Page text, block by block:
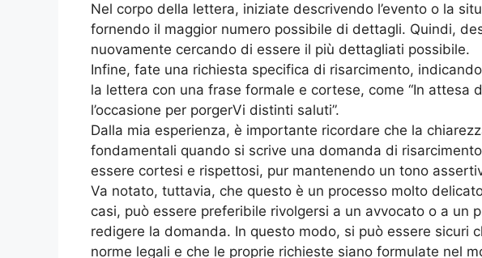
Nel corpo della lettera, iniziate descrivendo l’evento o la
fornendo il maggior numero possibile di dettagli. Quindi,
nuovamente cercando di essere il più dettagliati possibile.
Infine, fate una richiesta specifica di risarcimento,
la lettera con una frase formale e cortese, come “In attesa
l’occasione per porgerVi distinti saluti”.
Dalla mia esperienza, è importante ricordare che la
fondamentali quando si scrive una domanda di
essere cortesi e rispettosi, pur mantenendo un tono
Va notato, tuttavia, che questo è un processo molto
casi, può essere preferibile rivolgersi a un avvocato o a un
redigere la domanda. In questo modo, si può essere sicuri
norme legali e che le proprie richieste siano formulate nel